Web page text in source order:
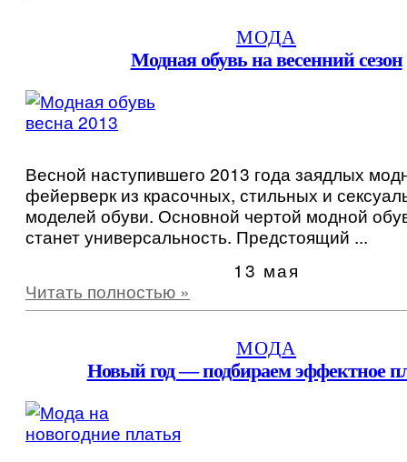
МОДА
Модная обувь на весенний сезон
Весной наступившего 2013 года заядлых
фейерверк из красочных, стильных и
моделей обуви. Основной чертой модной
станет универсальность. Предстоящий ...
13 мая
Читать полностью »
МОДА
Новый год — подбираем эффектное